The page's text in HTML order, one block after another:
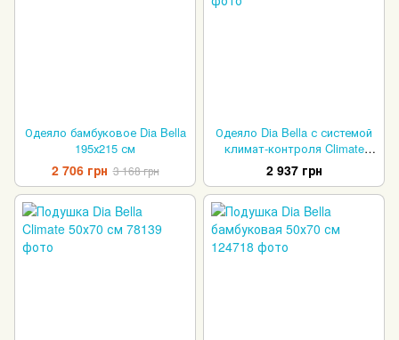
Одеяло бамбуковое Dia Bella
195х215 см
2 706 грн 3 168 грн
Одеяло Dia Bella с системой
климат-контроля Climate
195х215 см
2 937 грн